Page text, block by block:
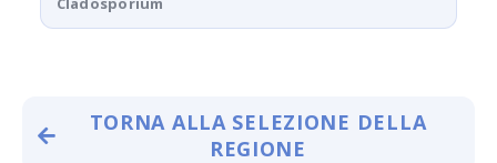
TORNA ALLA SELEZIONE DELLA
REGIONE